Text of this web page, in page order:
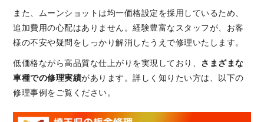
また、ムーンショットは均一価格設定を採用しているため、
追加費用の心配はありません。経験豊富なスタッフが、お客
様の不安や疑問をしっかり解消したうえで修理いたします。
低価格ながら高品質な仕上がりを実現しており、 さまざまな
車種での修理実績があります。詳しく知りたい方は、以下の
修理事例をご覧ください。